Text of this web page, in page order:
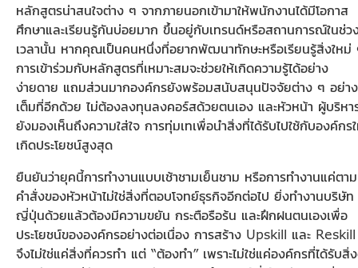
หลักสูตรน่าสนใจต่าง ๆ จากภายนอกเข้ามาให้พนักงานได้มีโอกาส
ศึกษาและเรียนรู้กันบ่อยมาก ขึ้นอยู่กับเทรนด์หรือสถานการณ์ในช่ว
เวลานั้น หากคุณเป็นคนหนึ่งที่อยากพัฒนาทักษะหรือเรียนรู้สิ่งใหม่
การเข้าร่วมกับหลักสูตรที่เหมาะสมจะช่วยให้เกิดความรู้ได้อย่าง
ง่ายดาย แถมส่วนมากองค์กรยังพร้อมสนับสนุนปัจจัยต่าง ๆ อย่าง
เต็มที่อีกด้วย ไม่ต้องลงทุนลงคอร์สด้วยตนเอง และหัวหน้า ผู้บริหา
ยังมองเห็นถึงความใส่ใจ การทุ่มเทเพื่อนำสิ่งที่ได้รับไปใช้กับองค์กร
เกิดประโยชน์สูงสุด
ยืนยันว่ายุคนี้การทำงานแบบเช้าชามเย็นชาม หรือการทำงานแค่ตาม
คำสั่งของหัวหน้าไม่ใช่สิ่งที่ตอบโจทย์ธุรกิจอีกต่อไป ยิ่งทำงานบริษัท
ญี่ปุ่นด้วยแล้วต้องมีความขยัน กระตือรือร้น และฝึกฝนตนเองเพื่อ
ประโยชน์ขององค์กรอย่างต่อเนื่อง การสร้าง Upskill และ Reskill
จึงไม่ใช่แค่สิ่งที่ควรทำ แต่ “ต้องทำ” เพราะไม่ใช่แค่องค์กรที่ได้รับสิ่